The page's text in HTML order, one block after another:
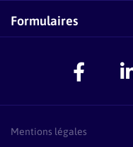
Zetwal dans les médias
Espace Accompagnateurs
Conseillers-Entreprises
Présentation Pass Créa
F.A.Q Pass Créa
Formulaires
Mentions légales